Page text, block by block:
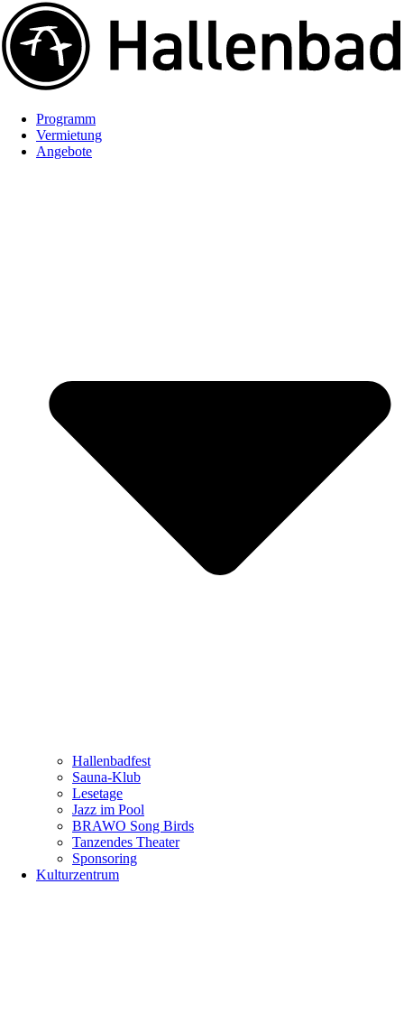
Programm
Vermietung
Angebote
Hallenbadfest
Sauna-Klub
Lesetage
Jazz im Pool
BRAWO Song Birds
Tanzendes Theater
Sponsoring
Kulturzentrum